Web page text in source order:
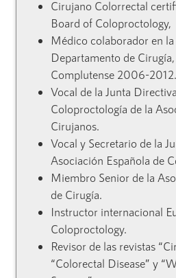
Cirujano Colorrectal
Board of Coloproctology,
Médico colaborador en
Departamento de
Complutense 2006-2012.
Vocal de la Junta
Coloproctología de la
Cirujanos.
Vocal y Secretario de la
Asociación Española de
Miembro Senior de la
de Cirugía.
Instructor internacional
Coloproctology.
Revisor de las revistas
“Colorectal Disease” y